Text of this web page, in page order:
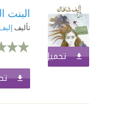
تحميل الكتاب
البنت
تأليف